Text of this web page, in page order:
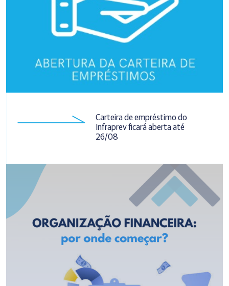
Carteira de empréstimo do
Infraprev ficará aberta até
26/08